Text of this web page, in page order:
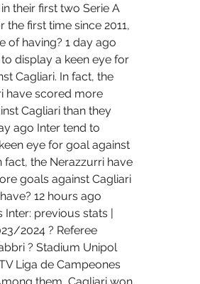
their first two Serie A
the first time since 2011,
of having? 1 day ago
display a keen eye for
Cagliari. In fact, the
have scored more
Cagliari than they
ago Inter tend to
eye for goal against
fact, the Nerazzurri have
goals against Cagliari
12 hours ago
Inter: previous stats |
2024 ? Referee
? Stadium Unipol
Liga de Campeones